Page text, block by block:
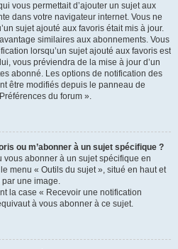
vous permettait d’ajouter un sujet aux
dans votre navigateur internet. Vous ne
sujet ajouté aux favoris était mis à jour.
similaires aux abonnements. Vous
lorsqu’un sujet ajouté aux favoris est
vous préviendra de la mise à jour d’un
abonné. Les options de notification des
être modifiés depuis le panneau de
du forum ».
ou m’abonner à un sujet spécifique ?
vous abonner à un sujet spécifique en
menu « Outils du sujet », situé en haut et
une image.
la case « Recevoir une notification
à vous abonner à ce sujet.